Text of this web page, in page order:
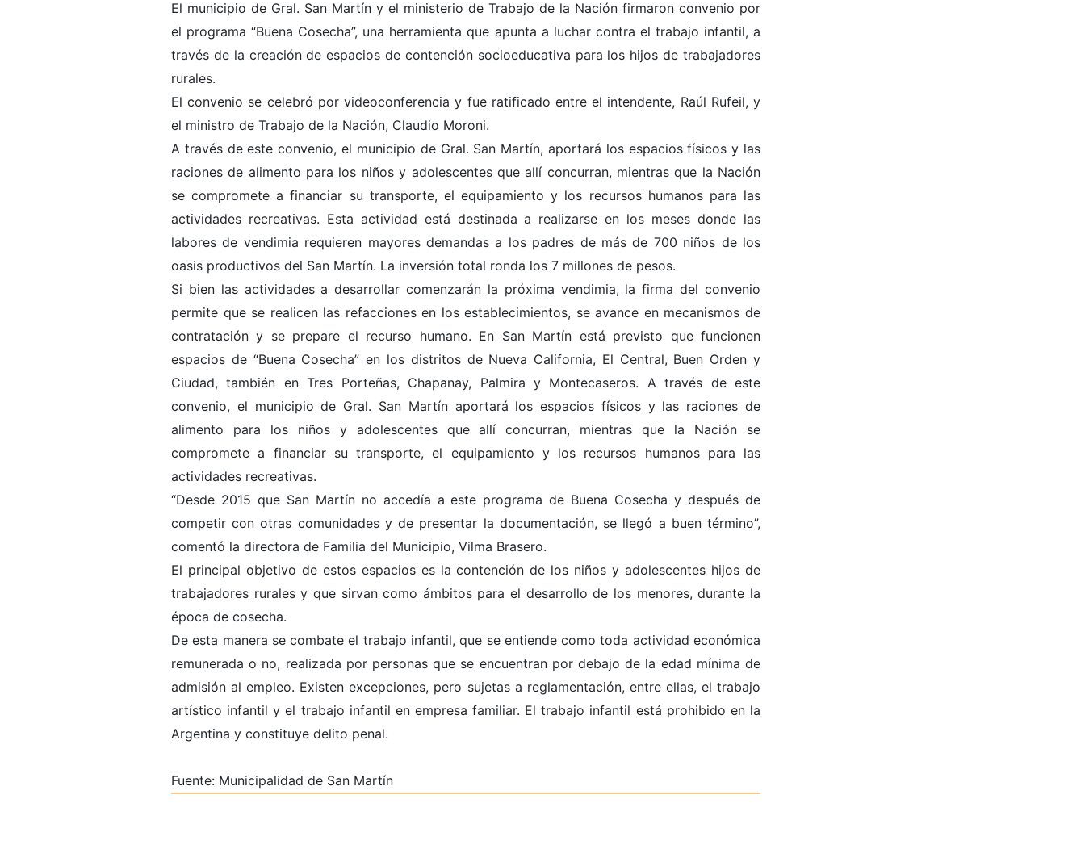
El municipio de Gral. San Martín y el ministerio de Trabajo de la Nación firmaron convenio por
el programa “Buena Cosecha”, una herramienta que apunta a luchar contra el trabajo infantil, a
través de la creación de espacios de contención socioeducativa para los hijos de trabajadores
rurales.
El convenio se celebró por videoconferencia y fue ratificado entre el intendente, Raúl Rufeil, y
el ministro de Trabajo de la Nación, Claudio Moroni.
A través de este convenio, el municipio de Gral. San Martín, aportará los espacios físicos y las
raciones de alimento para los niños y adolescentes que allí concurran, mientras que la Nación
se compromete a financiar su transporte, el equipamiento y los recursos humanos para las
actividades recreativas. Esta actividad está destinada a realizarse en los meses donde las
labores de vendimia requieren mayores demandas a los padres de más de 700 niños de los
oasis productivos del San Martín. La inversión total ronda los 7 millones de pesos.
Si bien las actividades a desarrollar comenzarán la próxima vendimia, la firma del convenio
permite que se realicen las refacciones en los establecimientos, se avance en mecanismos de
contratación y se prepare el recurso humano. En San Martín está previsto que funcionen
espacios de “Buena Cosecha” en los distritos de Nueva California, El Central, Buen Orden y
Ciudad, también en Tres Porteñas, Chapanay, Palmira y Montecaseros. A través de este
convenio, el municipio de Gral. San Martín aportará los espacios físicos y las raciones de
alimento para los niños y adolescentes que allí concurran, mientras que la Nación se
compromete a financiar su transporte, el equipamiento y los recursos humanos para las
actividades recreativas.
“Desde 2015 que San Martín no accedía a este programa de Buena Cosecha y después de
competir con otras comunidades y de presentar la documentación, se llegó a buen término”,
comentó la directora de Familia del Municipio, Vilma Brasero.
El principal objetivo de estos espacios es la contención de los niños y adolescentes hijos de
trabajadores rurales y que sirvan como ámbitos para el desarrollo de los menores, durante la
época de cosecha.
De esta manera se combate el trabajo infantil, que se entiende como toda actividad económica
remunerada o no, realizada por personas que se encuentran por debajo de la edad mínima de
admisión al empleo. Existen excepciones, pero sujetas a reglamentación, entre ellas, el trabajo
artístico infantil y el trabajo infantil en empresa familiar. El trabajo infantil está prohibido en la
Argentina y constituye delito penal.
Fuente: Municipalidad de San Martín